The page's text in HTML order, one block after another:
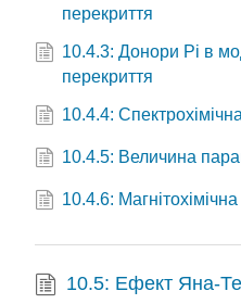
перекриття
10.4.3: Донори Pi в
перекриття
10.4.4:
10.4.5: Величина
10.4.6: Магнітохімічна
10.5: Ефект Яна-